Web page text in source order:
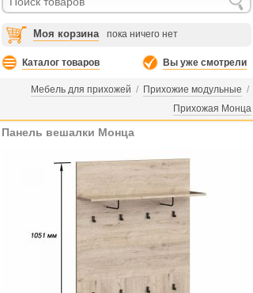
Моя корзина пока ничего нет
Каталог товаров Вы уже смотрели
Мебель для прихожей / Прихожие модульные /
Прихожая Монца
Панель вешалки Монца